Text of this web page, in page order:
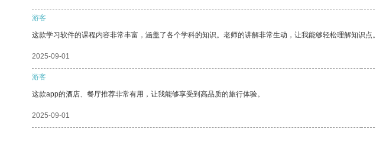
游客
这款学习软件的课程内容非常丰富，涵盖了各个学科的知识。老师的讲解非常生动，让我能够轻松理解知识点。
2025-09-01
游客
这款app的酒店、餐厅推荐非常有用，让我能够享受到高品质的旅行体验。
2025-09-01